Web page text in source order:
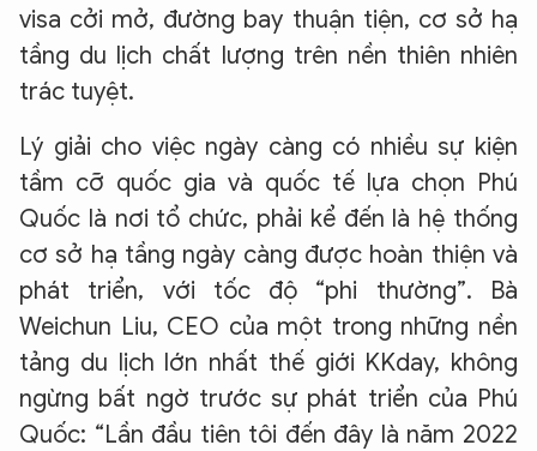
visa cởi mở, đường bay thuận tiện, cơ sở hạ
tầng du lịch chất lượng trên nền thiên nhiên
trác tuyệt.
Lý giải cho việc ngày càng có nhiều sự kiện
tầm cỡ quốc gia và quốc tế lựa chọn Phú
Quốc là nơi tổ chức, phải kể đến là hệ thống
cơ sở hạ tầng ngày càng được hoàn thiện và
phát triển, với tốc độ “phi thường”. Bà
Weichun Liu, CEO của một trong những nền
tảng du lịch lớn nhất thế giới KKday, không
ngừng bất ngờ trước sự phát triển của Phú
Quốc: “Lần đầu tiên tôi đến đây là năm 2022